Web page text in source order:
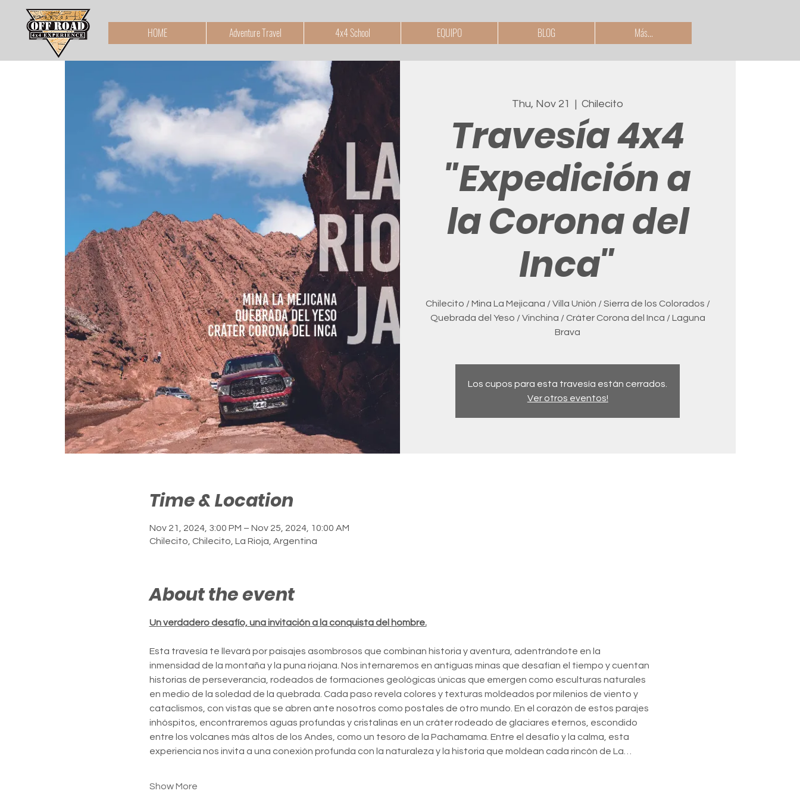
HOME Adventure Travel 4x4 School EQUIPO BLOG Más...
Thu, Nov 21
  |
Chilecito
Travesía 4x4
"Expedición a
la Corona del
Inca"
Chilecito / Mina La Mejicana / Villa Unión / Sierra de los Colorados /
Quebrada del Yeso / Vinchina / Cráter Corona del Inca / Laguna
Brava
Los cupos para esta travesía están cerrados.
Ver otros eventos!
Time & Location
Nov 21, 2024, 3:00 PM – Nov 25, 2024, 10:00 AM
Chilecito, Chilecito, La Rioja, Argentina
About the event
Un verdadero desafío, una invitación a la conquista del hombre.
Esta travesía te llevará por paisajes asombrosos que combinan historia y aventura, adentrándote en la
inmensidad de la montaña y la puna riojana. Nos internaremos en antiguas minas que desafían el tiempo y cuentan
historias de perseverancia, rodeados de formaciones geológicas únicas que emergen como esculturas naturales
en medio de la soledad de la quebrada. Cada paso revela colores y texturas moldeados por milenios de viento y
cataclismos, con vistas que se abren ante nosotros como postales de otro mundo. En el corazón de estos parajes
inhóspitos, encontraremos aguas profundas y cristalinas en un cráter rodeado de glaciares eternos, escondido
entre los volcanes más altos de los Andes, como un tesoro de la Pachamama. Entre el desafío y la calma, esta
experiencia nos invita a una conexión profunda con la naturaleza y la historia que moldean cada rincón de La…
Show More